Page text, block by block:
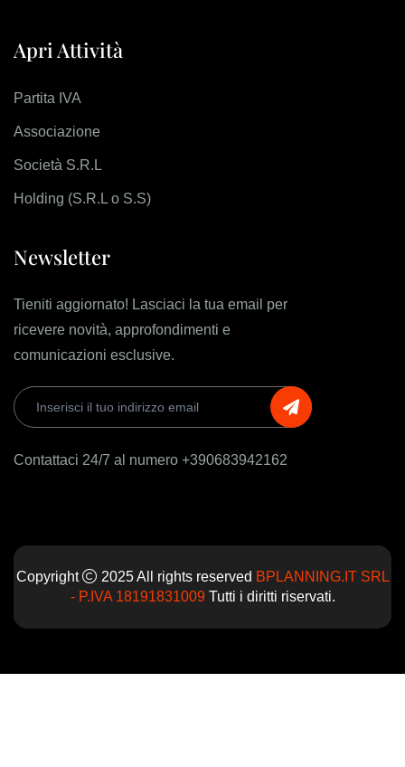
Apri Attività
Partita IVA
Associazione
Società S.R.L
Holding (S.R.L o S.S)
Newsletter
Tieniti aggiornato! Lasciaci la tua email per
ricevere novità, approfondimenti e
comunicazioni esclusive.
Contattaci 24/7 al numero +390683942162
Copyright 2025 All rights reserved BPLANNING.IT SRL
- P.IVA 18191831009Tutti i diritti riservati.